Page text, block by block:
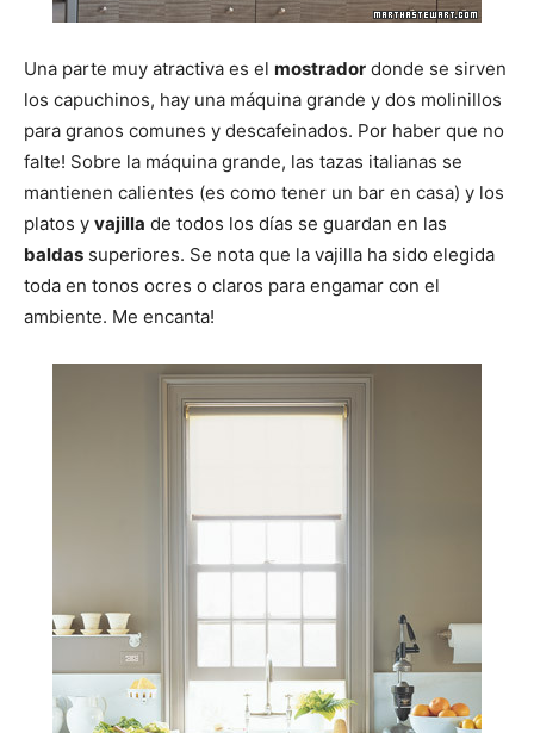
Una parte muy atractiva es el mostrador donde se sirven
los capuchinos, hay una máquina grande y dos molinillos
para granos comunes y descafeinados. Por haber que no
falte! Sobre la máquina grande, las tazas italianas se
mantienen calientes (es como tener un bar en casa) y los
platos y vajilla de todos los días se guardan en las
baldas superiores. Se nota que la vajilla ha sido elegida
toda en tonos ocres o claros para engamar con el
ambiente. Me encanta!